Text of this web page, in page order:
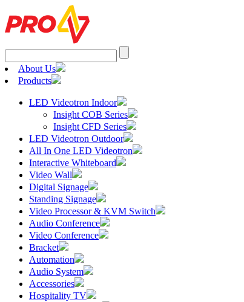
Search
for:
About Us
Products
LED Videotron Indoor
Insight COB Series
Insight CFD Series
LED Videotron Outdoor
All In One LED Videotron
Interactive Whiteboard
Video Wall
Digital Signage
Standing Signage
Video Processor & KVM Switch
Audio Conference
Video Conference
Bracket
Automation
Audio System
Accessories
Hospitality TV